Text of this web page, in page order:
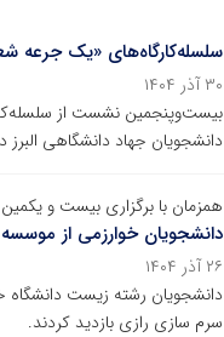
سلسله‌کارگاه‌های «یک جرعه
۳۰ آذر ۱۴۰۴
بیست‌و‌پنجمین نشست از
دانشجویان جهاد دانشگاهی
همزمان با برگزاری بیست و
دانشجویان خوارزمی از
۲۶ آذر ۱۴۰۴
دانشجویان رشته زیست دانشگاه
سرم سازی رازی بازدید کردند.